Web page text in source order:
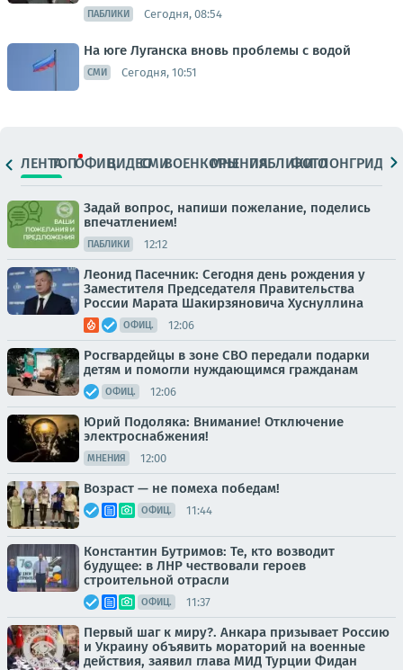
ПАБЛИКИ Сегодня, 08:54
На юге Луганска вновь проблемы с водой
СМИ Сегодня, 10:51
ЛЕНТАТОПОФИЦ.ВИДЕОСМИВОЕНКОРЫМНЕНИЯПАБЛИКИ
ФОТОЛОНГРИДЫ
Задай вопрос, напиши пожелание, поделись
впечатлением!
ПАБЛИКИ 12:12
Леонид Пасечник: Сегодня день рождения у
Заместителя Председателя Правительства
России Марата Шакирзяновича Хуснуллина
ОФИЦ. 12:06
Росгвардейцы в зоне СВО передали подарки
детям и помогли нуждающимся гражданам
ОФИЦ. 12:06
Юрий Подоляка: Внимание! Отключение
электроснабжения!
МНЕНИЯ 12:00
Возраст — не помеха победам!
ОФИЦ. 11:44
Константин Бутримов: Те, кто возводит
будущее: в ЛНР чествовали героев
строительной отрасли
ОФИЦ. 11:37
Первый шаг к миру?. Анкара призывает Россию
и Украину объявить мораторий на военные
действия, заявил глава МИД Турции Фидан